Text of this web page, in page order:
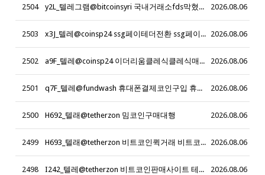
2504 y2L_텔레그램@bitcoinsyri 국내거래소fds막혔을때 국내거래소fds시간 국내거래소fds출금시간 국내거래소fds송금시간 국내거래소fds증빙 밈코인구매대행_x1Q 2026.08.06
2503 x3J_텔레@coinsp24 ssg페이테더전환 ssg페이세탁_z0P 2026.08.06
2502 a9F_텔레@coinsp24 이더리움클레식클레식매입_i3C 2026.08.06
2501 q7F_텔레@fundwash 휴대폰결제코인구입 휴대폰결제매입_e9B 2026.08.06
2500 H692_텔래@tetherzon 밈코인구매대행 2026.08.06
2499 H693_텔래@tetherzon 비트코인퀵거래 비트코인 환전 2026.08.06
2498 I242_텔레@tetherzon 비트코인판매사이트 테더 손대손 2026.08.06